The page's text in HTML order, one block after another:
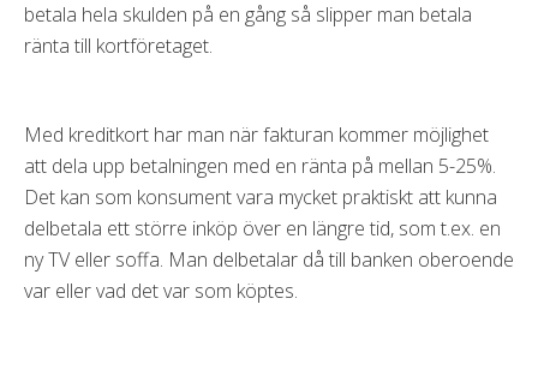
betala hela skulden på en gång så slipper man betala
ränta till kortföretaget.
Med kreditkort har man när fakturan kommer möjlighet
att dela upp betalningen med en ränta på mellan 5-25%.
Det kan som konsument vara mycket praktiskt att kunna
delbetala ett större inköp över en längre tid, som t.ex. en
ny TV eller soffa. Man delbetalar då till banken oberoende
var eller vad det var som köptes.